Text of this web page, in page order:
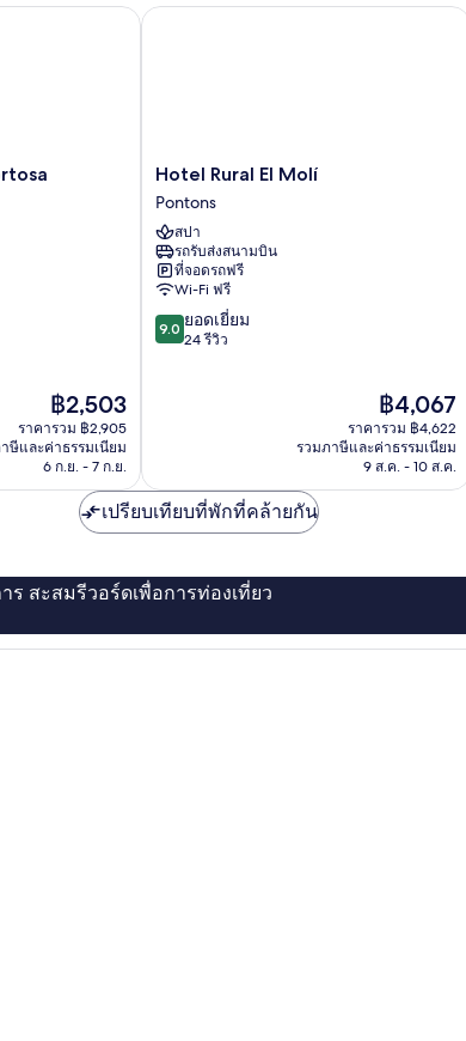
บ
ส
ราคา
ปัจจุบัน
คือ
฿2,503
฿2,503
ราคารวม ฿2,905
ษีและค่าธรรมเนียม
6 ก.ย. - 7 ก.ย.
Hotel
Rural
El
Molí
Pontons
Hotel Rural El Molí
Pontons
สปา
รถรับส่งสนามบิน
ที่จอดรถฟรี
Wi-Fi ฟรี
9.0
จาก
9.0 ยอดเยี่ยม
24 รีวิว
ราคา
ปัจจุบัน
คือ
฿4,067
฿4,067
ราคารวม ฿4,622
รวมภาษีและค่าธรรมเนียม
9 ส.ค. - 10 ส.ค.
Hotel Rural El Molí
เปรียบเทียบที่พักที่คล้ายกัน
สะสมรีวอร์ดเพื่อการท่องเที่ยว